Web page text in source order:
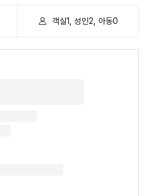
객실1, 성인2, 아동0